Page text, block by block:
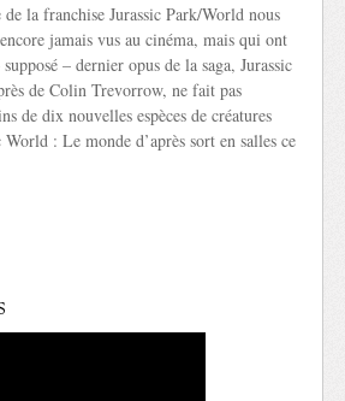
de la franchise Jurassic Park/World nous
jamais vus au cinéma, mais qui ont
– dernier opus de la saga, Jurassic
de Colin Trevorrow, ne fait pas
de dix nouvelles espèces de créatures
: Le monde d’après sort en salles ce